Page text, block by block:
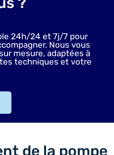
24h/24 et 7j/7 pour
Nous vous
mesure, adaptées à
techniques et votre
de la pompe